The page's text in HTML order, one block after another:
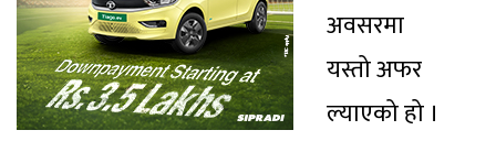
अवसरमा
यस्तो अफर
ल्याएको हो ।